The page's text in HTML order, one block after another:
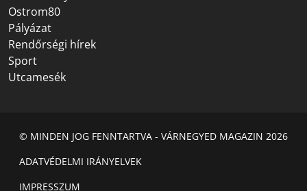
Ostrom80
Pályázat
Rendőrségi hírek
Sport
Utcamesék
© MINDEN JOG FENNTARTVA - VÁRNEGYED MAGAZIN 2026
ADATVÉDELMI IRÁNYELVEK
IMPRESSZUM